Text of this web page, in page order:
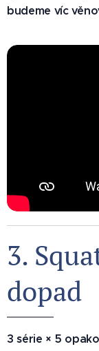
budeme víc
3.
dopad
3 série × 5